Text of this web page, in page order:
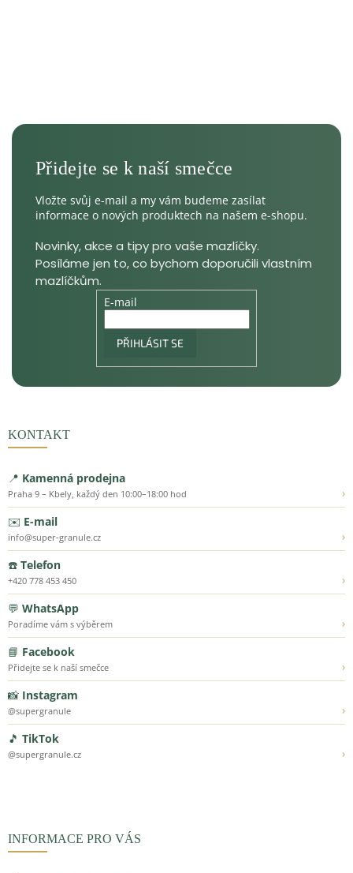
Vložte svůj e-mail a my vám budeme zasílat
informace o nových produktech na našem e-shopu.
E-mail
PŘIHLÁSIT SE
KONTAKT
📍 Kamenná prodejna
Praha 9 – Kbely, každý den 10:00–18:00 hod
›
✉️ E-mail
info@super-granule.cz
›
☎️ Telefon
+420 778 453 450
›
💬 WhatsApp
Poradíme vám s výběrem
›
📘 Facebook
Přidejte se k naší smečce
›
📸 Instagram
@supergranule
›
🎵 TikTok
@supergranule.cz ›
INFORMACE PRO VÁS